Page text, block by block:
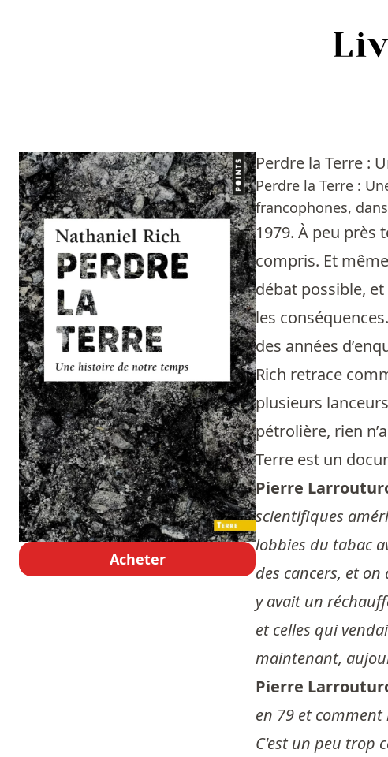
Acheter
Perdre la Terre :
Perdre la Terre :
francophones,
1979. À peu près
compris. Et
débat possible,
les
des années
Rich retrace
plusieurs
pétrolière, rien
Terre est un
Pierre
scientifiques
lobbies du tabac
des cancers, et
y avait un
et celles qui
maintenant,
Pierre
en 79 et
C'est un peu trop
Sources
Personnes
Livres
Livres les plus recommandés
Prix littéraires